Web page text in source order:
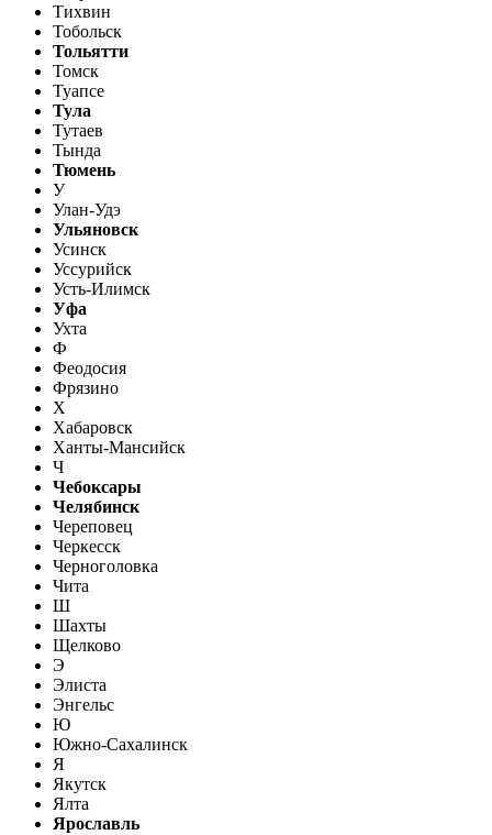
Тихвин
Тобольск
Тольятти
Томск
Туапсе
Тула
Тутаев
Тында
Тюмень
У
Улан-Удэ
Ульяновск
Усинск
Уссурийск
Усть-Илимск
Уфа
Ухта
Ф
Феодосия
Фрязино
Х
Хабаровск
Ханты-Мансийск
Ч
Чебоксары
Челябинск
Череповец
Черкесск
Черноголовка
Чита
Ш
Шахты
Щелково
Э
Элиста
Энгельс
Ю
Южно-Сахалинск
Я
Якутск
Ялта
Ярославль